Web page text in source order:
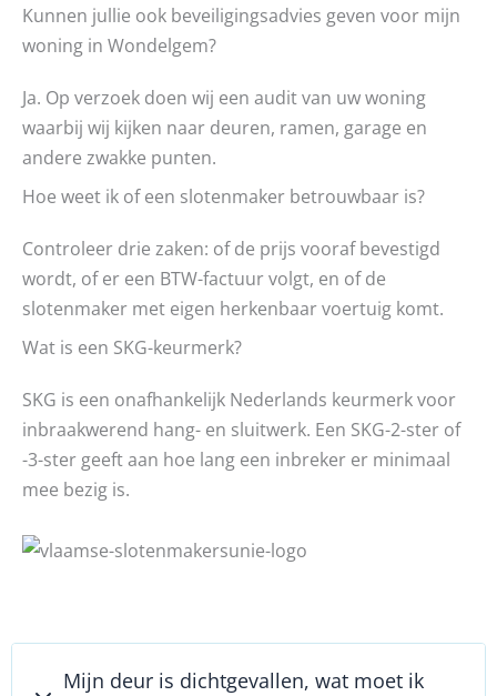
Kunnen jullie ook beveiligingsadvies geven voor mijn
woning in Wondelgem?
Ja. Op verzoek doen wij een audit van uw woning
waarbij wij kijken naar deuren, ramen, garage en
andere zwakke punten.
Hoe weet ik of een slotenmaker betrouwbaar is?
Controleer drie zaken: of de prijs vooraf bevestigd
wordt, of er een BTW-factuur volgt, en of de
slotenmaker met eigen herkenbaar voertuig komt.
Wat is een SKG-keurmerk?
SKG is een onafhankelijk Nederlands keurmerk voor
inbraakwerend hang- en sluitwerk. Een SKG-2-ster of
-3-ster geeft aan hoe lang een inbreker er minimaal
mee bezig is.
Mijn deur is dichtgevallen, wat moet ik